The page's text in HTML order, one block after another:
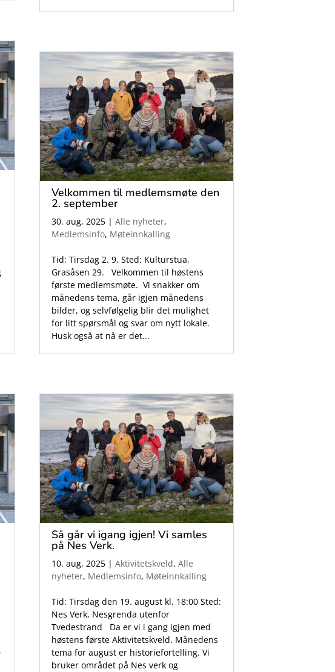
Velkommen til medlemsmøte den
2. september
30. aug, 2025 |Alle nyheter,
Medlemsinfo, Møteinnkalling
Tid: Tirsdag 2. 9. Sted: Kulturstua,
Grasåsen 29. Velkommen til høstens
første medlemsmøte. Vi snakker om
månedens tema, går igjen månedens
bilder, og selvfølgelig blir det mulighet
for litt spørsmål og svar om nytt lokale.
Husk også at nå er det...
Så går vi igang igjen! Vi samles
på Nes Verk.
10. aug, 2025 |Aktivitetskveld,Alle
nyheter, Medlemsinfo, Møteinnkalling
Tid: Tirsdag den 19. august kl. 18:00 Sted:
Nes Verk, Nesgrenda utenfor
Tvedestrand Da er vi i gang igjen med
høstens første Aktivitetskveld. Månedens
tema for august er historiefortelling. Vi
bruker området på Nes verk og